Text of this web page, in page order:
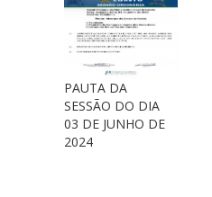
PAUTA DA
SESSÃO DO DIA
03 DE JUNHO DE
2024